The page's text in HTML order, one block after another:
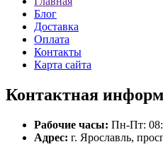
Блог
Доставка
Оплата
Контакты
Карта сайта
Контактная
Рабочие часы: Пн-Пт:
Адрес: г. Ярославль,